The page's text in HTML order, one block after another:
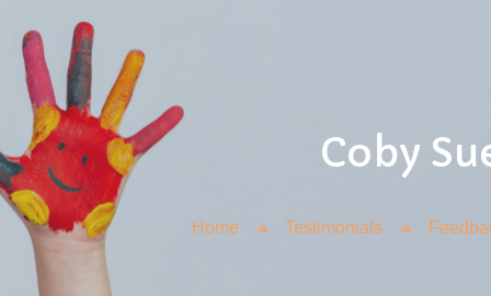
Coby
Home Testimonials